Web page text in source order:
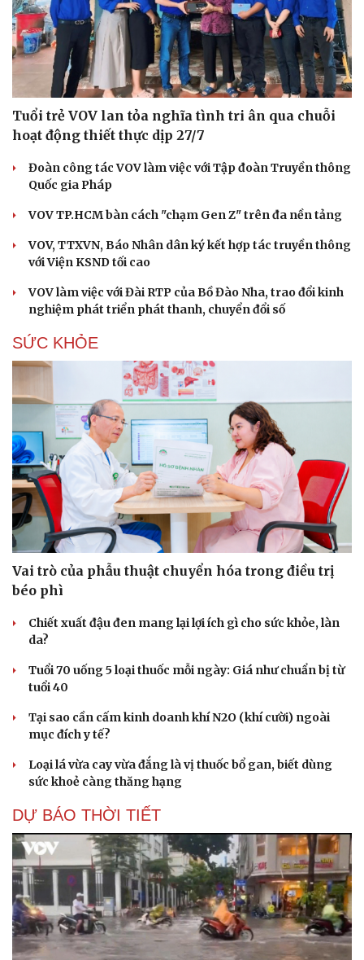
Tuổi trẻ VOV lan tỏa nghĩa tình tri ân qua chuỗi
hoạt động thiết thực dịp 27/7
Đoàn công tác VOV làm việc với Tập đoàn Truyền thông
Quốc gia Pháp
VOV TP.HCM bàn cách "chạm Gen Z" trên đa nền tảng
VOV, TTXVN, Báo Nhân dân ký kết hợp tác truyền thông
với Viện KSND tối cao
VOV làm việc với Đài RTP của Bồ Đào Nha, trao đổi kinh
nghiệm phát triển phát thanh, chuyển đổi số
SỨC KHỎE
Vai trò của phẫu thuật chuyển hóa trong điều trị
béo phì
Chiết xuất đậu đen mang lại lợi ích gì cho sức khỏe, làn
da?
Tuổi 70 uống 5 loại thuốc mỗi ngày: Giá như chuẩn bị từ
tuổi 40
Tại sao cần cấm kinh doanh khí N2O (khí cười) ngoài
mục đích y tế?
Loại lá vừa cay vừa đắng là vị thuốc bổ gan, biết dùng
sức khoẻ càng thăng hạng
DỰ BÁO THỜI TIẾT